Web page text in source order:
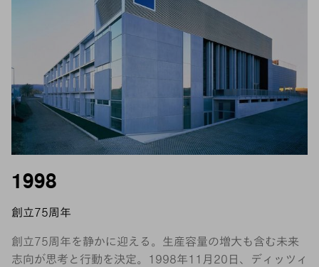
1998
創立75周年
創立75周年を静かに迎える。生産容量の増大も含む未来
志向が思考と行動を決定。1998年11月20日、ディッツィ